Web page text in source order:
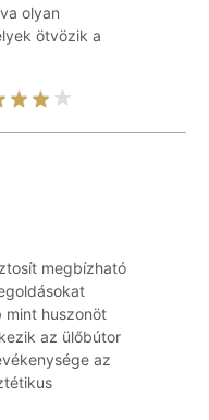
olyan
ötvözik a
megbízható
mint huszonöt
az ülőbútor
az